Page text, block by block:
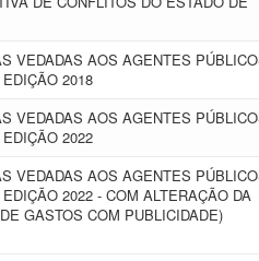
VEDADAS AOS AGENTES
2018
VEDADAS AOS AGENTES
2022
VEDADAS AOS AGENTES
2022 - COM ALTERAÇÃO DA
GASTOS COM PUBLICIDADE)